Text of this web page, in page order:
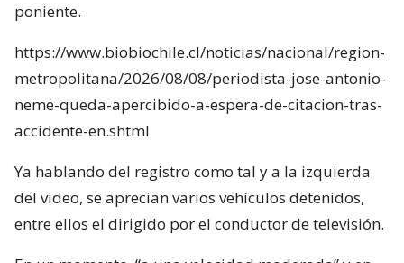
poniente.
https://www.biobiochile.cl/noticias/nacional/region-
metropolitana/2026/08/08/periodista-jose-antonio-
neme-queda-apercibido-a-espera-de-citacion-tras-
accidente-en.shtml
Ya hablando del registro como tal y a la izquierda
del video, se aprecian varios vehículos detenidos,
entre ellos el dirigido por el conductor de televisión.